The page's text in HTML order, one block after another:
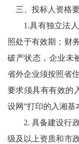
三、投标人资格
1.具有独立法
照处于有效期；财
破产状态，企业未
省外企业须按照省
要求须具有有效的
设网”打印的入湘基
2. 具备建设行
级及以上资质和市